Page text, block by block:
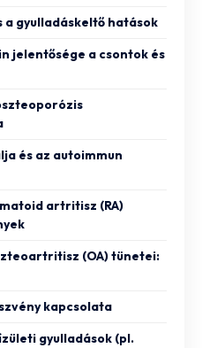
gyulladáskeltő hatások
jelentősége a csontok és
és az autoimmun
artritisz (RA)
(OA) tünetei:
kapcsolata
gyulladások (pl.